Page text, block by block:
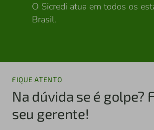
O Sicredi atua em todos os
Brasil.
FIQUE ATENTO
Na dúvida se é golpe?
seu gerente!